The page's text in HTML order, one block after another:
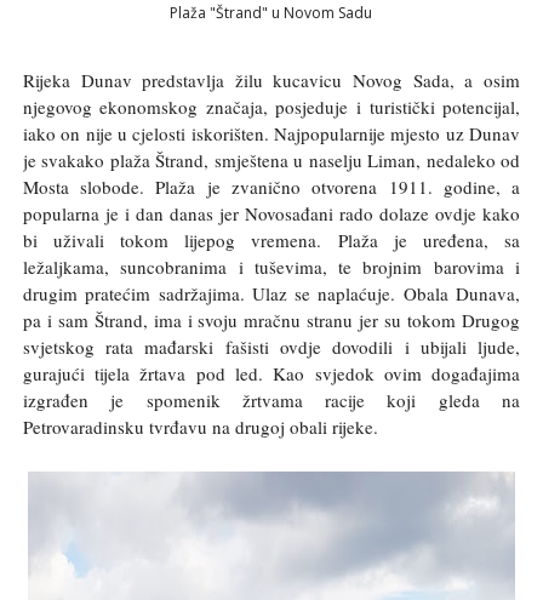
Plaža "Štrand" u Novom Sadu
Rijeka Dunav predstavlja žilu kucavicu Novog Sada, a osim
njegovog ekonomskog značaja, posjeduje i turistički potencijal,
iako on nije u cjelosti iskorišten. Najpopularnije mjesto uz Dunav
je svakako plaža Štrand, smještena u naselju Liman, nedaleko od
Mosta slobode. Plaža je zvanično otvorena 1911. godine, a
popularna je i dan danas jer Novosađani rado dolaze ovdje kako
bi uživali tokom lijepog vremena. Plaža je uređena, sa
ležaljkama, suncobranima i tuševima, te brojnim barovima i
drugim pratećim sadržajima. Ulaz se naplaćuje. Obala Dunava,
pa i sam Štrand, ima i svoju mračnu stranu jer su tokom Drugog
svjetskog rata mađarski fašisti ovdje dovodili i ubijali ljude,
gurajući tijela žrtava pod led. Kao svjedok ovim događajima
izgrađen je spomenik žrtvama racije koji gleda na
Petrovaradinsku tvrđavu na drugoj obali rijeke.